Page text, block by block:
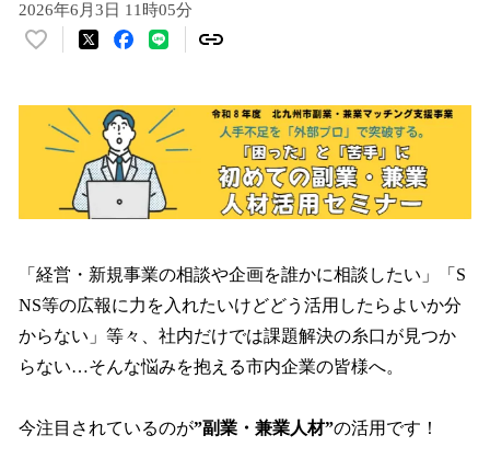
2026年6月3日 11時05分
い
中
で
す
「経営・新規事業の相談や企画を誰かに相談したい」「S
NS等の広報に力を入れたいけどどう活用したらよいか分
からない」等々、社内だけでは課題解決の糸口が見つか
らない…そんな悩みを抱える市内企業の皆様へ。
今注目されているのが”副業・兼業人材”の活用です！